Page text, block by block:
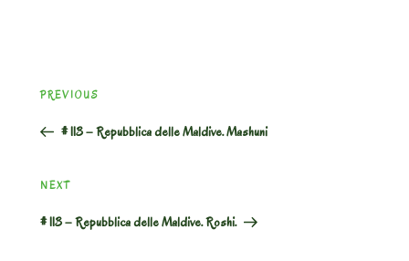
navigation
Previous
PREVIOUS
# 113 – Repubblica delle Maldive. Mashuni
Next
NEXT
# 113 – Repubblica delle Maldive. Roshi.